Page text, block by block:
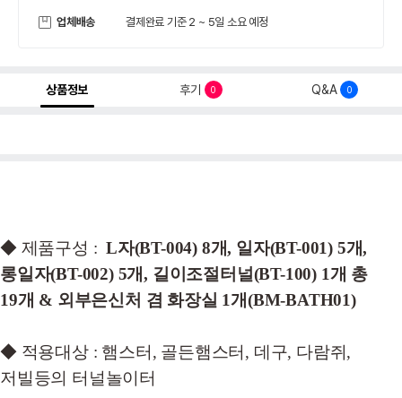
업체배송 결제완료 기준 2 ~ 5일 소요 예정
상품정보 후기 0 Q&A 0
◆ 제품구성 : L자(BT-004) 8개, 일자(BT-001) 5개,
롱일자(BT-002) 5개, 길이조절터널(BT-100) 1개 총
19개 & 외부은신처 겸 화장실 1개(BM-BATH01)
◆ 적용대상 : 햄스터, 골든햄스터, 데구, 다람쥐,
저빌등의 터널놀이터